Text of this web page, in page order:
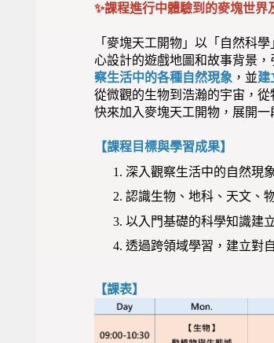
✨課程進行中體驗到的麥塊世
「麥塊天工開物」以「自然科
心設計的遊戲地圖和故事背景，
察生活中的各種自然現象 ，並建
從微觀的生物到浩瀚的宇宙，
快來加入麥塊天工開物，展開一
【課程目標與學習成果】
深入觀察生活中的自然現
認識生物、地科、天文、
以入門基礎的科學知識建
透過跨領域學習，建立對
【課表】